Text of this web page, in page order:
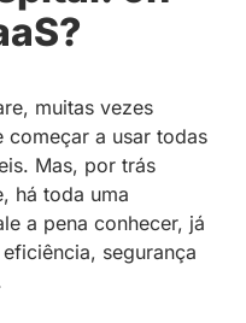
muitas vezes
começar a usar todas
Mas, por trás
há toda uma
a pena conhecer, já
segurança